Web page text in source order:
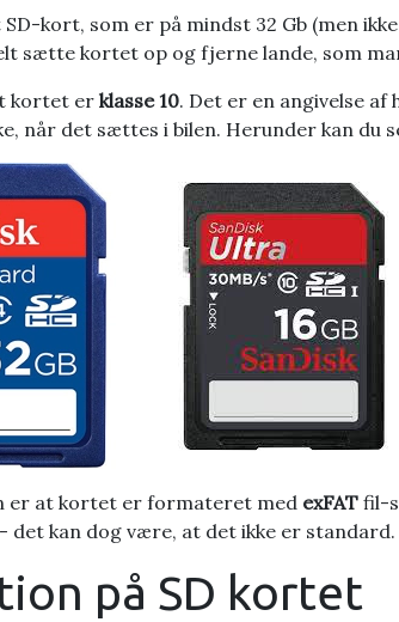
kort, som er på mindst 32 Gb (men
sætte kortet op og fjerne lande, som
kortet er klasse 10. Det er en angivelse
når det sættes i bilen. Herunder kan du
er at kortet er formateret med exFAT fil-
det kan dog være, at det ikke er
på SD kortet